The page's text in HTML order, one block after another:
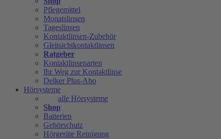
Pflegemittel
Monatslinsen
Tageslinsen
Kontaktlinsen-Zubehör
Gleitsichtkontaktlinsen
Ratgeber
Kontaktlinsenarten
Ihr Weg zur Kontaktlinse
Delker Plus-Abo
Hörsysteme
alle Hörsysteme
Shop
Batterien
Gehörschutz
Hörgeräte Reinigung